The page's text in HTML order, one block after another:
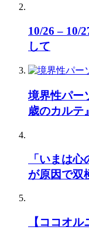
10/26 – 10/
して
境界性パー
歳のカルテ
「いまは
が原因で双
【ココオ